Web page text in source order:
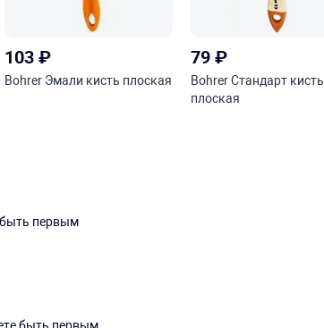
103₽
Bohrer Эмали кисть плоская
79₽
Bohrer Стандарт кисть
плоская
первым